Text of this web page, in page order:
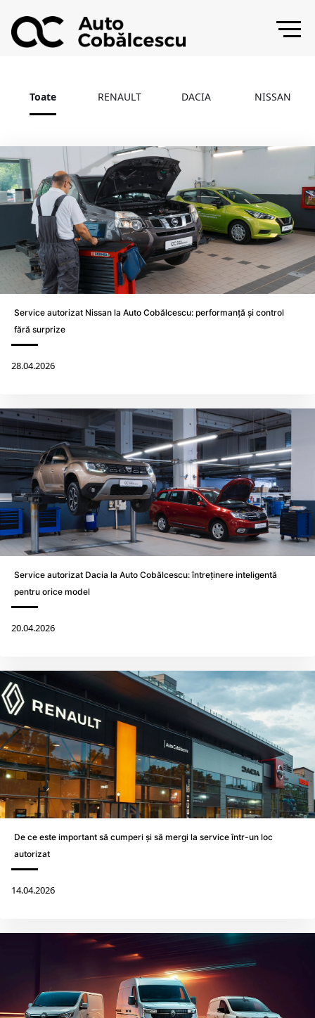
Toate RENAULT DACIA NISSAN
Service autorizat Nissan la Auto Cobălcescu: performanță și control
fără surprize
28.04.2026
Service autorizat Dacia la Auto Cobălcescu: întreținere inteligentă
pentru orice model
20.04.2026
De ce este important să cumperi și să mergi la service într-un loc
autorizat
14.04.2026